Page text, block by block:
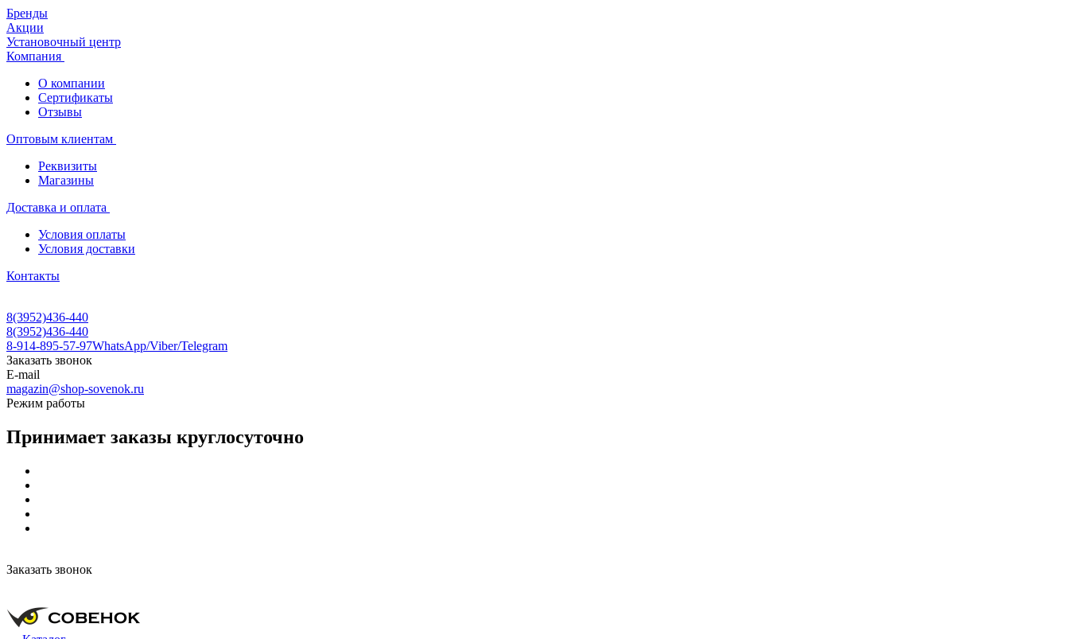
Бренды
Акции
Установочный центр
Компания
О компании
Сертификаты
Отзывы
Оптовым клиентам
Реквизиты
Магазины
Доставка и оплата
Условия оплаты
Условия доставки
Контакты
8(3952)436-440
8(3952)436-440
8-914-895-57-97WhatsApp/Viber/Telegram
Заказать звонок
E-mail
magazin@shop-sovenok.ru
Режим работы
Принимает заказы круглосуточно
Заказать звонок